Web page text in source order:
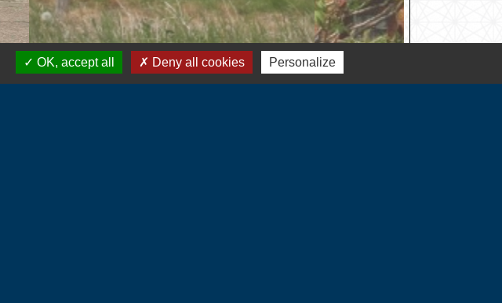
OK, accept all Deny all cookies Personalize